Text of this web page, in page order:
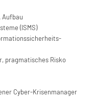
Aufbau
(ISMS)
pragmatisches Risko
Cyber-Krisenmanager